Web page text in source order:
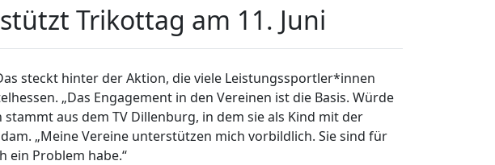
Trikottag am 11. Juni
steckt hinter der Aktion, die viele Leistungssportler*innen
„Das Engagement in den Vereinen ist die Basis. Würde
aus dem TV Dillenburg, in dem sie als Kind mit der
„Meine Vereine unterstützen mich vorbildlich. Sie sind für
ein Problem habe.“